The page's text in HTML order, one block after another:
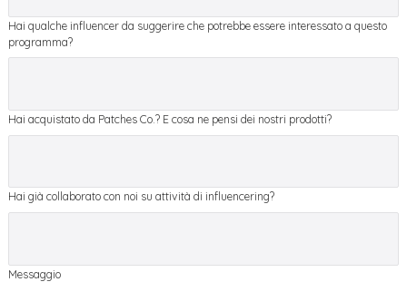
Hai qualche influencer da suggerire che potrebbe essere interessato a questo
programma?
Hai acquistato da Patches Co.? E cosa ne pensi dei nostri prodotti?
Hai già collaborato con noi su attività di influencering?
Messaggio